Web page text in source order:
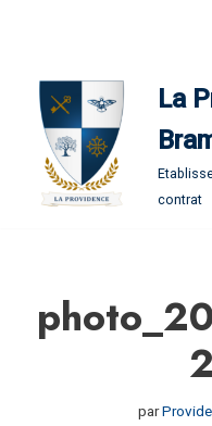
contenu
La
contrat
par